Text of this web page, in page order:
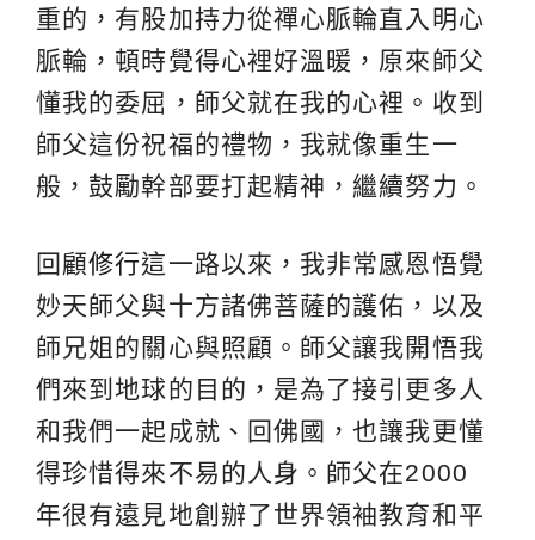
重的，有股加持力從禪心脈輪直入明心
脈輪，頓時覺得心裡好溫暖，原來師父
懂我的委屈，師父就在我的心裡。收到
師父這份祝福的禮物，我就像重生一
般，鼓勵幹部要打起精神，繼續努力。
回顧修行這一路以來，我非常感恩悟覺
妙天師父與十方諸佛菩薩的護佑，以及
師兄姐的關心與照顧。師父讓我開悟我
們來到地球的目的，是為了接引更多人
和我們一起成就、回佛國，也讓我更懂
得珍惜得來不易的人身。師父在2000
年很有遠見地創辦了世界領袖教育和平